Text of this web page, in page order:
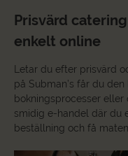
Prisvärd
enkelt online
Letar du efter prisvärd
på Subman’s får du
bokningsprocesser eller
smidig e-handel där du
beställning och få